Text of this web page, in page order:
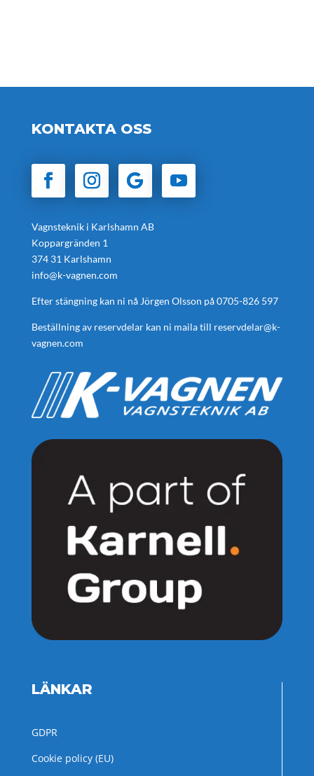
KONTAKTA OSS
Vagnsteknik i Karlshamn AB
Koppargränden 1
374 31 Karlshamn
info@k-vagnen.com
Efter stängning kan ni nå Jörgen Olsson på0705-826 597
Beställning av reservdelar kan ni maila till reservdelar@k-
vagnen.com
LÄNKAR
GDPR
Cookie policy (EU)